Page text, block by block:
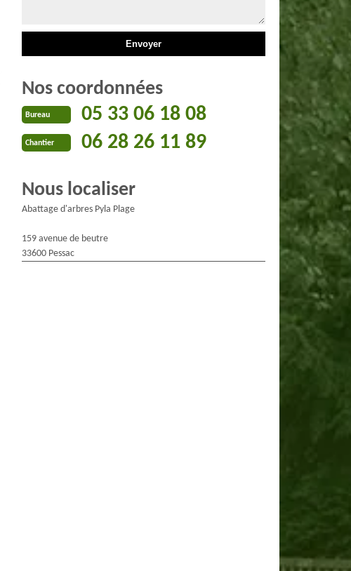
Nos coordonnées
Bureau 05 33 06 18 08
Chantier 06 28 26 11 89
Nous localiser
Abattage d'arbres Pyla Plage
159 avenue de beutre
33600 Pessac